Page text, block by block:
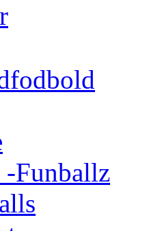
-Funballz